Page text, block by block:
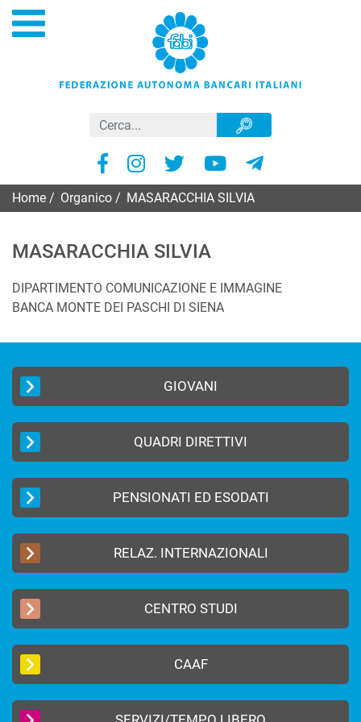
Home Organico MASARACCHIA SILVIA
MASARACCHIA SILVIA
DIPARTIMENTO COMUNICAZIONE E IMMAGINE
BANCA MONTE DEI PASCHI DI SIENA
GIOVANI
QUADRI DIRETTIVI
PENSIONATI ED ESODATI
RELAZ. INTERNAZIONALI
CENTRO STUDI
CAAF